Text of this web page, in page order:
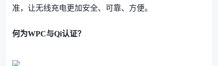
准，让无线充电更加安全、可靠、方便。
何为WPC与Qi认证？